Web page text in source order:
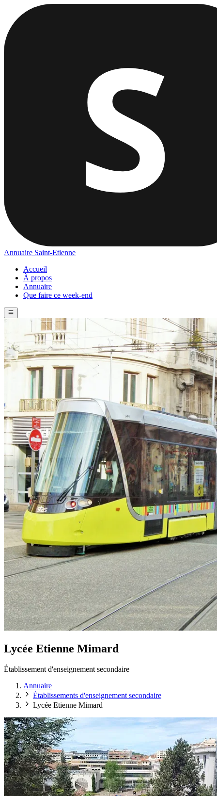
Annuaire Saint-Etienne
Accueil
À propos
Annuaire
Que faire ce week-end
Lycée Etienne Mimard
Établissement d'enseignement secondaire
Annuaire
Établissements d'enseignement secondaire
Lycée Etienne Mimard